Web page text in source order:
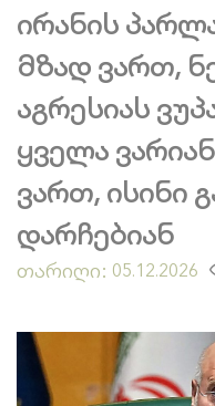
ირანის
მზად ვართ,
აგრესიას
ყველა
ვართ, ისინი
დარჩებიან
თარიღი: 05.12.2026